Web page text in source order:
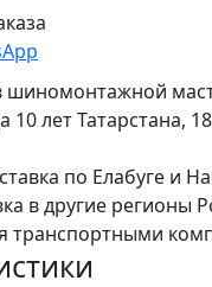
шиномонтажной
10 лет Татарстана, 18
по Елабуге и
в другие регионы
транспортными